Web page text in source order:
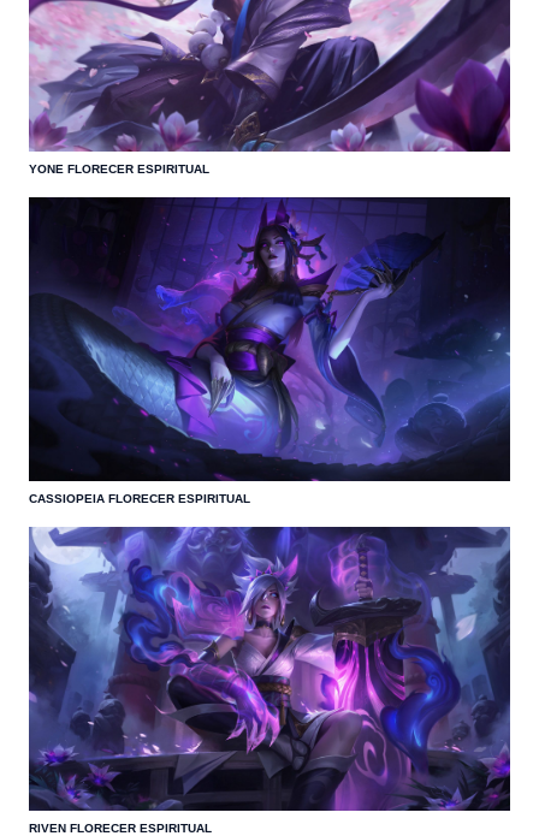
YONE FLORECER ESPIRITUAL
CASSIOPEIA FLORECER ESPIRITUAL
RIVEN FLORECER ESPIRITUAL